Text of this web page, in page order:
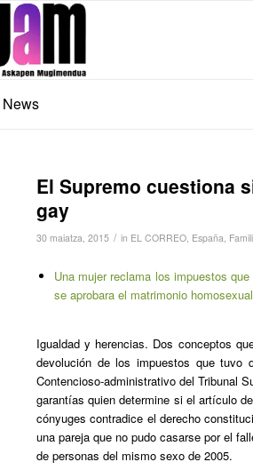
El Supremo cuestiona
gay
30 maiatza, 2015 / in EL CORREO, España,
Una mujer reclama los impuestos
se aprobara el matrimonio homosexual
Igualdad y herencias. Dos conceptos
devolución de los impuestos que tuvo
Contencioso-administrativo del Tribunal
garantías quien determine si el artículo
cónyuges contradice el derecho
una pareja que no pudo casarse por el
de personas del mismo sexo de 2005.